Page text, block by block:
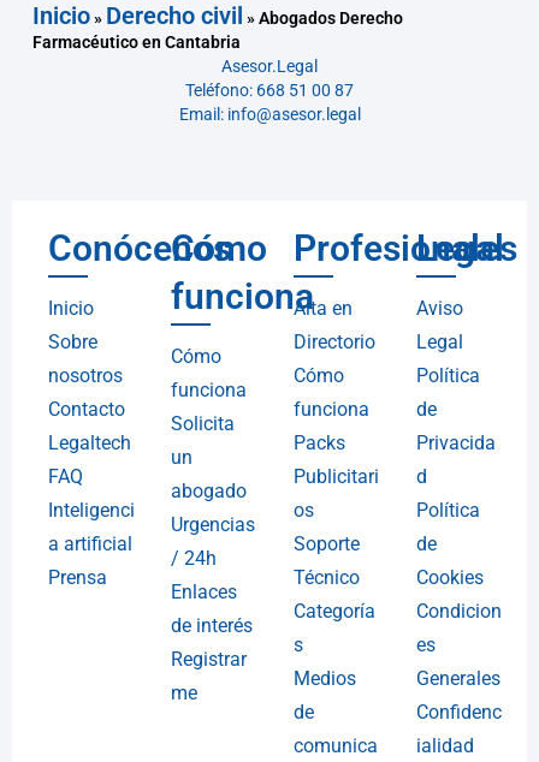
Inicio» Derecho civil »Abogados Derecho
Farmacéutico en Cantabria
Asesor.Legal
Teléfono: 668 51 00 87
Email: info@asesor.legal
Conócenos
Inicio
Sobre
nosotros
Contacto
Legaltech
FAQ
Inteligenci
a artificial
Prensa
Cómo
funciona
Cómo
funciona
Solicita
un
abogado
Urgencias
/ 24h
Enlaces
de interés
Registrar
me
Profesionales
Alta en
Directorio
Cómo
funciona
Packs
Publicitari
os
Soporte
Técnico
Categoría
s
Medios
de
comunica
Legal
Aviso
Legal
Política
de
Privacida
d
Política
de
Cookies
Condicion
es
Generales
Confidenc
ialidad